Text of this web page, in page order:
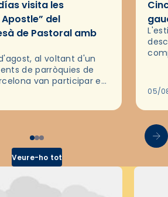
visita les
del
de Pastoral amb
al voltant d'un
de parròquies de
van participar en
organitzades
05/
Veure-ho tot